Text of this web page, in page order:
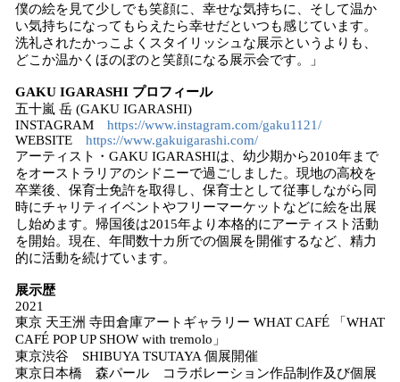
僕の絵を見て少しでも笑顔に、幸せな気持ちに、そして温か
い気持ちになってもらえたら幸せだといつも感じています。
洗礼されたかっこよくスタイリッシュな展示というよりも、
どこか温かくほのぼのと笑顔になる展示会です。」
GAKU IGARASHI プロフィール
五十嵐 岳 (GAKU IGARASHI)
INSTAGRAM https://www.instagram.com/gaku1121/
WEBSITE https://www.gakuigarashi.com/
アーティスト・GAKU IGARASHIは、幼少期から2010年まで
をオーストラリアのシドニーで過ごしました。現地の高校を
卒業後、保育士免許を取得し、保育士として従事しながら同
時にチャリティイベントやフリーマーケットなどに絵を出展
し始めます。帰国後は2015年より本格的にアーティスト活動
を開始。現在、年間数十カ所での個展を開催するなど、精力
的に活動を続けています。
展示歴
2021
東京 天王洲 寺田倉庫アートギャラリー WHAT CAFÉ 「WHAT
CAFÉ POP UP SHOW with tremolo」
東京渋谷 SHIBUYA TSUTAYA 個展開催
東京日本橋 森パール コラボレーション作品制作及び個展